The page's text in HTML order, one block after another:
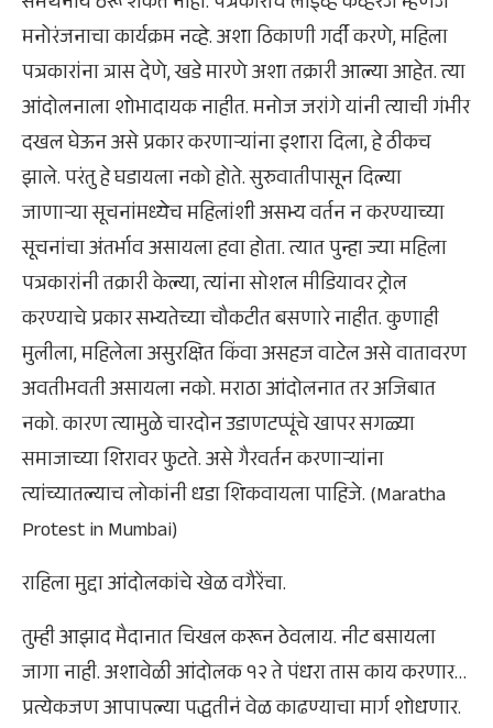
मनोरंजनाचा कार्यक्रम नव्हे. अशा ठिकाणी गर्दी करणे, महिला
पत्रकारांना त्रास देणे, खडे मारणे अशा तक्रारी आल्या आहेत. त्या
आंदोलनाला शोभादायक नाहीत. मनोज जरांगे यांनी त्याची गंभीर
दखल घेऊन असे प्रकार करणाऱ्यांना इशारा दिला, हे ठीकच
झाले. परंतु हे घडायला नको होते. सुरुवातीपासून दिल्या
जाणाऱ्या सूचनांमध्येच महिलांशी असभ्य वर्तन न करण्याच्या
सूचनांचा अंतर्भाव असायला हवा होता. त्यात पुन्हा ज्या महिला
पत्रकारांनी तक्रारी केल्या, त्यांना सोशल मीडियावर ट्रोल
करण्याचे प्रकार सभ्यतेच्या चौकटीत बसणारे नाहीत. कुणाही
मुलीला, महिलेला असुरक्षित किंवा असहज वाटेल असे वातावरण
अवतीभवती असायला नको. मराठा आंदोलनात तर अजिबात
नको. कारण त्यामुळे चारदोन उडाणटप्पूंचे खापर सगळ्या
समाजाच्या शिरावर फुटते. असे गैरवर्तन करणाऱ्यांना
त्यांच्यातल्याच लोकांनी धडा शिकवायला पाहिजे. (Maratha
Protest in Mumbai)
राहिला मुद्दा आंदोलकांचे खेळ वगैरेंचा.
तुम्ही आझाद मैदानात चिखल करून ठेवलाय. नीट बसायला
जागा नाही. अशावेळी आंदोलक १२ ते पंधरा तास काय करणार…
प्रत्येकजण आपापल्या पद्धतीनं वेळ काढण्याचा मार्ग शोधणार.